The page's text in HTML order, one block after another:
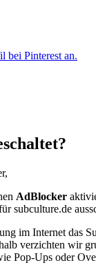
bei Pinterest an.
AdBlocker
subculture.de
im Internet das
verzichten wir
Pop-Ups oder